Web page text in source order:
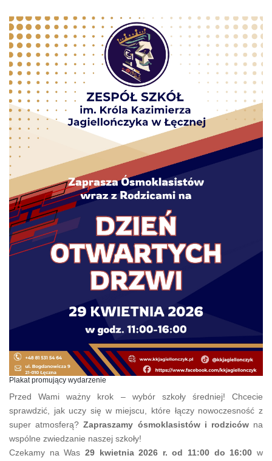
Plakat promujący wydarzenie
Przed Wami ważny krok – wybór szkoły średniej! Chcecie
sprawdzić, jak uczy się w miejscu, które łączy nowoczesność z
super atmosferą? Zapraszamy ósmoklasistów i rodzicówna
wspólne zwiedzanie naszej szkoły!
Czekamy na Was 29 kwietnia 2026 r. od 11:00 do 16:00w